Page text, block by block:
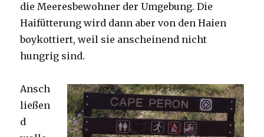
die Meeresbewohner der Umgebung. Die
Haifütterung wird dann aber von den Haien
boykottiert, weil sie anscheinend nicht
hungrig sind.
Ansch
ließen
d